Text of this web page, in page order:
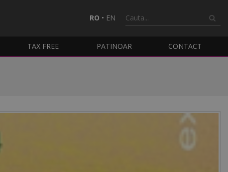
RO • EN
TAX FREE PATINOAR CONTACT